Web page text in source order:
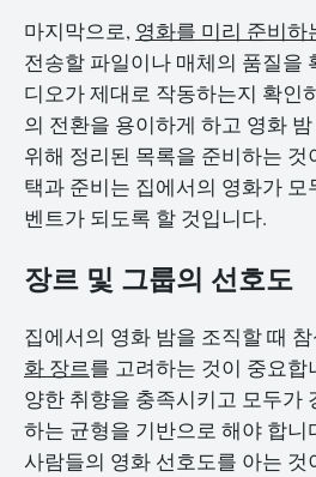
마지막으로, 영화를 미리 준비하
전송할 파일이나 매체의 품질을
디오가 제대로 작동하는지 확인
의 전환을 용이하게 하고 영화
위해 정리된 목록을 준비하는 것
택과 준비는 집에서의 영화가 모
벤트가 되도록 할 것입니다.
장르 및 그룹의 선호도
집에서의 영화 밤을 조직할 때
화 장르를 고려하는 것이 중요
양한 취향을 충족시키고 모두가
하는 균형을 기반으로 해야 합니
사람들의 영화 선호도를 아는